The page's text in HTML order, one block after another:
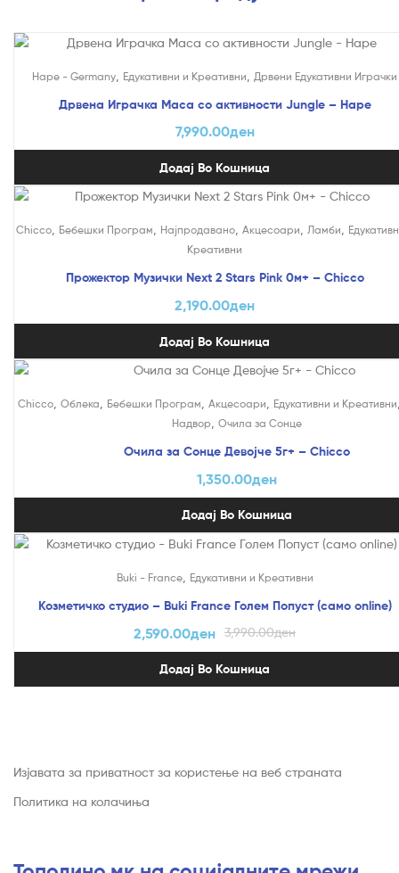
Hape - Germany Едукативни и Креативни Дрвени Едукативни Играчки
Дрвена Играчка Маса со активности Jungle – Hape
7,990.00ден
Додај Во Кошница
Chicco, Бебешки Програм Најпродавано, Акцесоари Ламби
Креативни
Прожектор Музички Next 2 Stars Pink 0м+ – Chicco
2,190.00ден
Додај Во Кошница
Chicco, Облека Бебешки Програм Акцесоари Едукативни и Креативни
Надвор Очила за Сонце
Очила за Сонце Девојче 5г+ – Chicco
1,350.00ден
Додај Во Кошница
Buki - France, Едукативни и Креативни
Козметичко студио – Buki France Голем Попуст (само online)
3,990.00ден
2,590.00ден
Додај Во Кошница
Изјавата за приватност за користење на веб страната
Политика на колачиња